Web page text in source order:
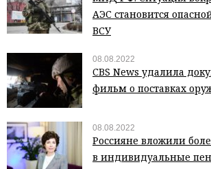
АЭС становится
ВСУ
08.08.2022
CBS News удалила
фильм о поставках
08.08.2022
Россияне вложили
в индивидуальные